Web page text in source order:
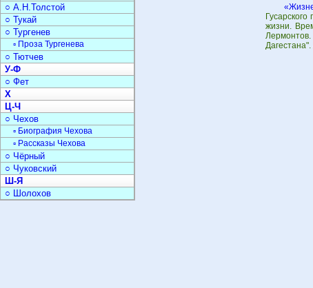
жизни.
○ А.Н.Толстой
○ Тукай
○ Тургенев
▫ Проза Тургенева
○ Тютчев
У-Ф
○ Фет
Х
Ц-Ч
○ Чехов
▫ Биография Чехова
▫ Рассказы Чехова
○ Чёрный
○ Чуковский
Ш-Я
○ Шолохов